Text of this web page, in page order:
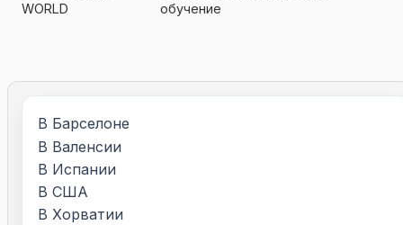
WORLD
обучение
В Барселоне
В Валенсии
В Испании
В США
В Хорватии